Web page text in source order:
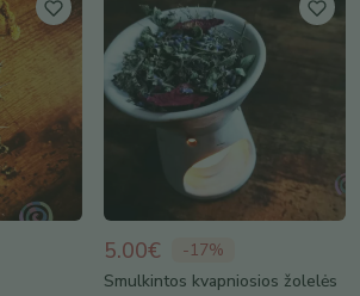
5.00€ -17%
Smulkintos kvapniosios žolelės